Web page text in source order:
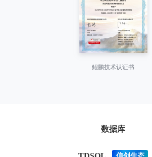
鲲鹏技术认证书
数据库